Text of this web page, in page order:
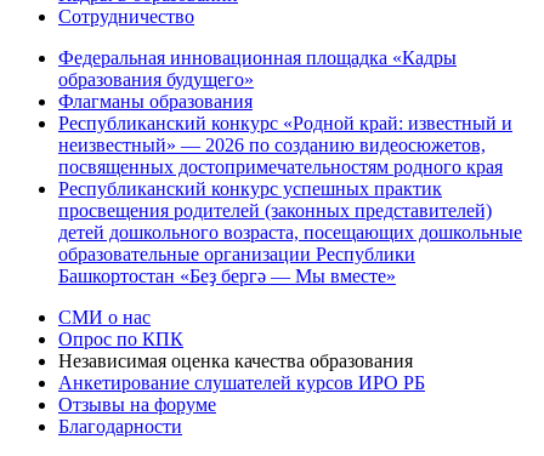
Сотрудничество
Федеральная инновационная площадка «Кадры
образования будущего»
Флагманы образования
Республиканский конкурс «Родной край: известный и
неизвестный» — 2026 по созданию видеосюжетов,
посвященных достопримечательностям родного края
Республиканский конкурс успешных практик
просвещения родителей (законных представителей)
детей дошкольного возраста, посещающих дошкольные
образовательные организации Республики
Башкортостан «Беҙ бергә — Мы вместе»
СМИ о нас
Опрос по КПК
Независимая оценка качества образования
Анкетирование слушателей курсов ИРО РБ
Отзывы на форуме
Благодарности